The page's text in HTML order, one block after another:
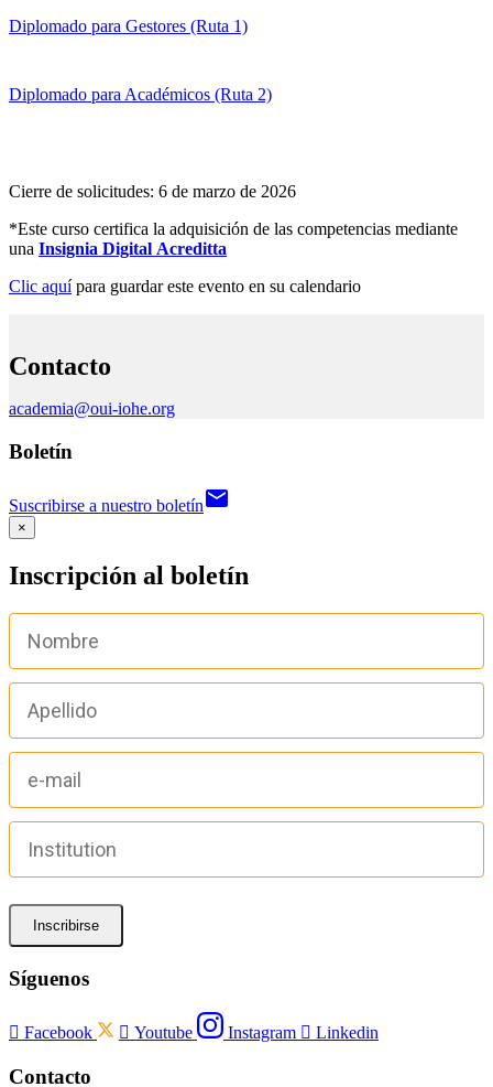
Diplomado para Gestores (Ruta 1)
Diplomado para Académicos (Ruta 2)
Cierre de solicitudes: 6 de marzo de 2026
*Este curso certifica la adquisición de las competencias mediante
una Insignia Digital Acreditta
Clic aquípara guardar este evento en su calendario
Contacto
academia@oui-iohe.org
Boletín
Suscribirse a nuestro boletínemail
×
Inscripción al boletín
Inscribirse
Síguenos
 Facebook  Youtube Instagram  Linkedin
Contacto